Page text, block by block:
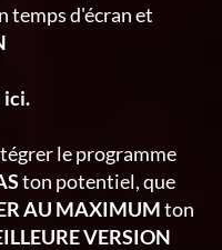
temps d'écran et
ici.
le programme
ton potentiel, que
AU MAXIMUMton
VERSION